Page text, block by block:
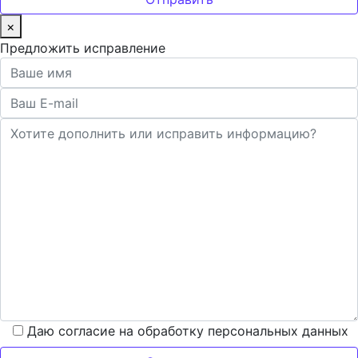
×
Предложить исправление
Даю согласие на обработку персональных данных